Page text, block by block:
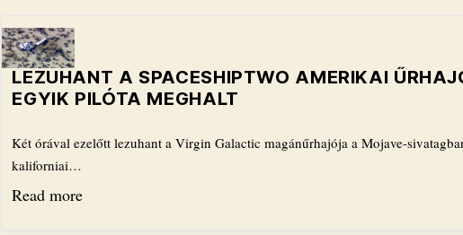
LEZUHANT A SPACESHIPTWO AMERIKAI
EGYIK PILÓTA MEGHALT
Két órával ezelőtt lezuhant a Virgin Galactic magánűrhajója a Mojave-
kaliforniai…
Read more